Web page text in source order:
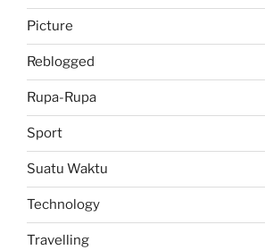
Picture
Reblogged
Rupa-Rupa
Sport
Suatu Waktu
Technology
Travelling